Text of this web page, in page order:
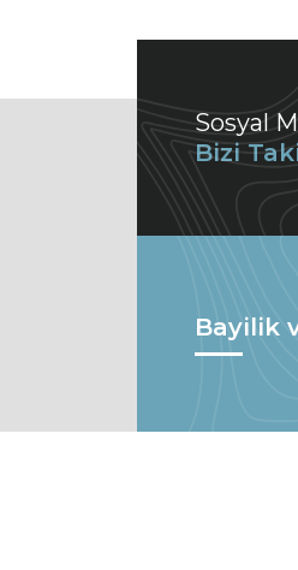
Sosyal
Bizi
Bayilik